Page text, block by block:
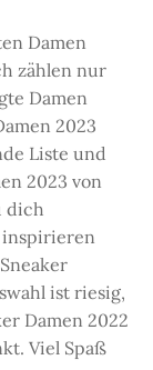
Damen
zählen nur
Damen
2023
Liste und
2023 von
dich
inspirieren
ist riesig,
Damen 2022
Viel Spaß